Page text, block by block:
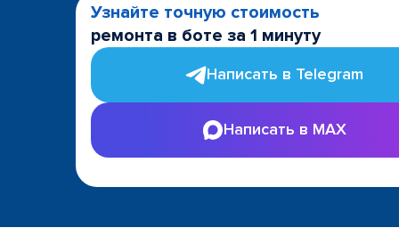
Узнайте точную стоимость
ремонта в боте за 1 минуту
Написать в Telegram
Написать в MAX